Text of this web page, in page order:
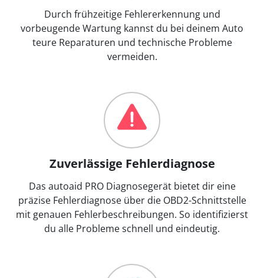
Durch frühzeitige Fehlererkennung und
vorbeugende Wartung kannst du bei deinem Auto
teure Reparaturen und technische Probleme
vermeiden.
Zuverlässige Fehlerdiagnose
Das autoaid PRO Diagnosegerät bietet dir eine
präzise Fehlerdiagnose über die OBD2-Schnittstelle
mit genauen Fehlerbeschreibungen. So identifizierst
du alle Probleme schnell und eindeutig.